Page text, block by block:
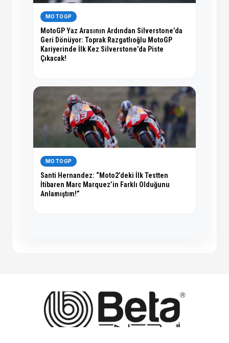
MOTOGP
MotoGP Yaz Arasının Ardından Silverstone’da
Geri Dönüyor: Toprak Razgatlıoğlu MotoGP
Kariyerinde İlk Kez Silverstone’da Piste
Çıkacak!
MOTOGP
Santi Hernandez: “Moto2’deki İlk Testten
İtibaren Marc Marquez’in Farklı Olduğunu
Anlamıştım!”